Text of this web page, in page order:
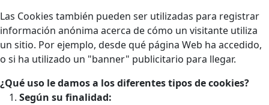
Las Cookies también pueden ser utilizadas para registrar
información anónima acerca de cómo un visitante utiliza
un sitio. Por ejemplo, desde qué página Web ha accedido,
o si ha utilizado un "banner" publicitario para llegar.
¿Qué uso le damos a los diferentes tipos de cookies?
Según su finalidad: